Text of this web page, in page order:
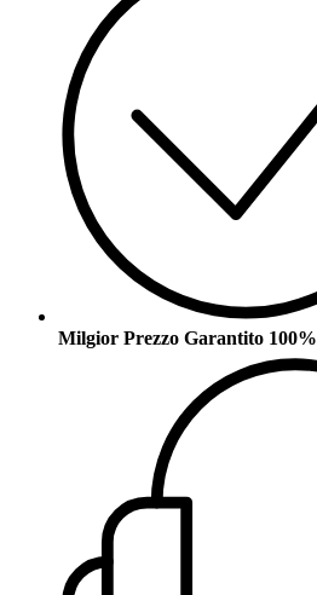
Milgior Prezzo Garantito 100%